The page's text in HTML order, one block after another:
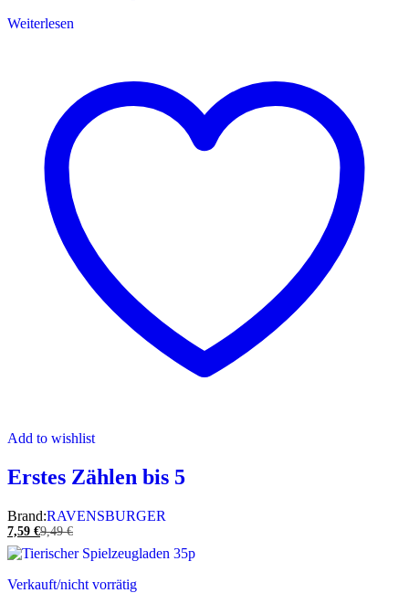
Weiterlesen
Add to wishlist
Erstes Zählen bis 5
Brand:RAVENSBURGER
7,59 €9,49€
Verkauft/nicht vorrätig